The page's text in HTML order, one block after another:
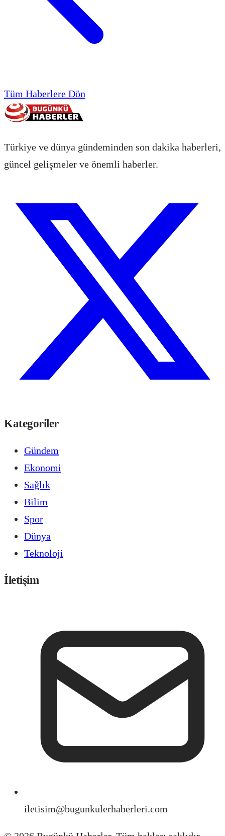
Tüm Haberlere Dön
Türkiye ve dünya gündeminden son dakika haberleri,
güncel gelişmeler ve önemli haberler.
Kategoriler
Gündem
Ekonomi
Sağlık
Bilim
Spor
Dünya
Teknoloji
İletişim
iletisim@bugunkulerhaberleri.com